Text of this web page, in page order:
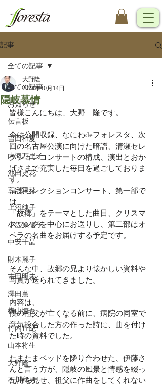
記事
全ての記事
お知らせ
伝言板
吉田和夏
内海万里子
池田史花
三宅里菜
上沼純子
小笠原優子
中安千晶
財木麗子
吉田明未
澤田薫
横山慎吾
竹内直紀
山本将生
大野隆
石川和男
全ての記事
隠岐慕情
大野隆
2023年10月14日
皆様こんにちは、大野　隆です。
今は公開収録、なにわdeフォレスタ、次
回の名古屋公演に向けた暗譜、清瀬セレ
クションコンサートの構成、演出とおか
げさまで充実した毎日を過ごしておりま
す。
清瀬セレクションコンサート、第一部で
は
「故郷」をテーマとした曲目、クリスマ
スソングを中心にお送りし、第二部はオ
ペラの名曲をお届けする予定です。
そんな中、故郷の兄より懐かしい資料や
写真が送られてきました。
内容は、
僕の祖父が亡くなる前に、病院の同室で
意気投合した方の作った詩に、曲を付け
た時の資料でした。
たまたまベッドを隣り合わせた、伊藤さ
んと言う方が、隠岐の風景と情感を綴っ
た詩を見せ、祖父に作曲をしてくれない